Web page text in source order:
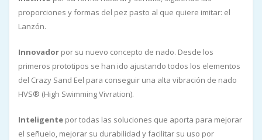
proporciones y formas del pez pasto al que quiere imitar: el
Lanzón.
Innovador por su nuevo concepto de nado. Desde los
primeros prototipos se han ido ajustando todos los elementos
del Crazy Sand Eel para conseguir una alta vibración de nado
HVS® (High Swimming Vivration).
Inteligente por todas las soluciones que aporta para mejorar
el señuelo, mejorar su durabilidad y facilitar su uso por